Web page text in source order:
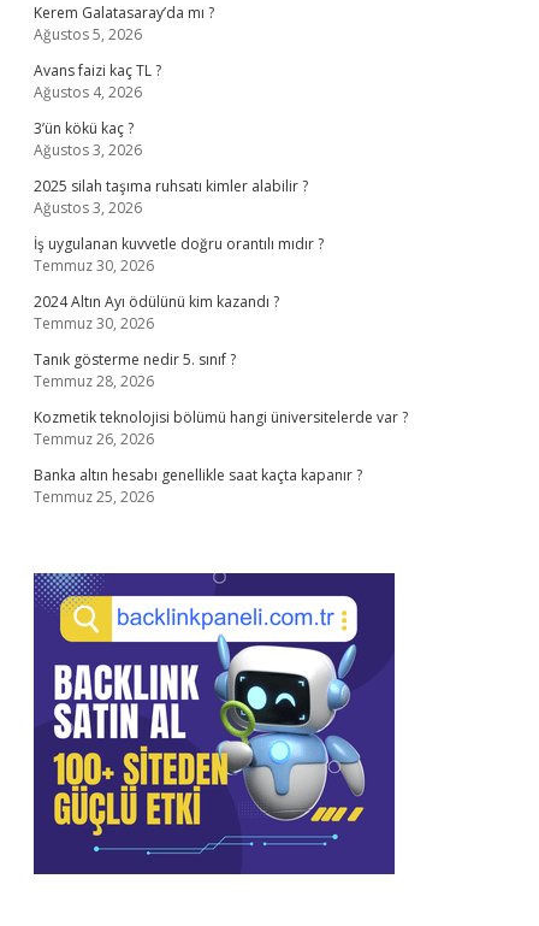
Kerem Galatasaray’da mı ?
Ağustos 5, 2026
Avans faizi kaç TL ?
Ağustos 4, 2026
3’ün kökü kaç ?
Ağustos 3, 2026
2025 silah taşıma ruhsatı kimler alabilir ?
Ağustos 3, 2026
İş uygulanan kuvvetle doğru orantılı mıdır ?
Temmuz 30, 2026
2024 Altın Ayı ödülünü kim kazandı ?
Temmuz 30, 2026
Tanık gösterme nedir 5. sınıf ?
Temmuz 28, 2026
Kozmetik teknolojisi bölümü hangi üniversitelerde var ?
Temmuz 26, 2026
Banka altın hesabı genellikle saat kaçta kapanır ?
Temmuz 25, 2026